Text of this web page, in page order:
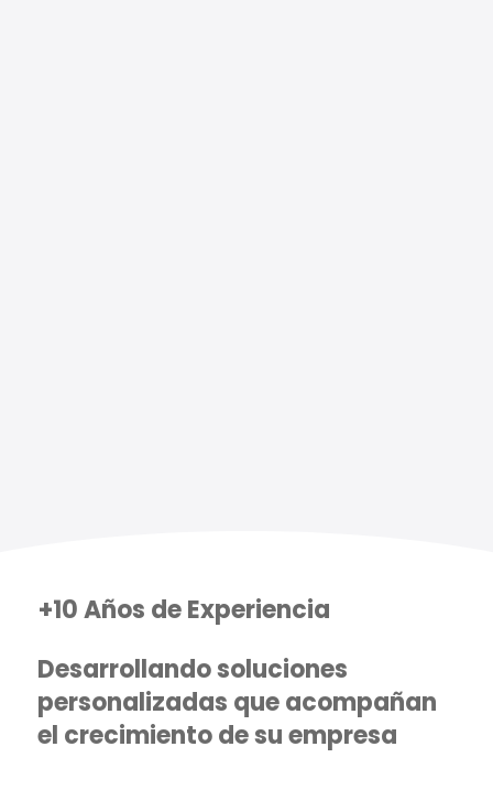
+10 Años de Experiencia
Desarrollando soluciones
personalizadas que acompañan
el crecimiento de su empresa